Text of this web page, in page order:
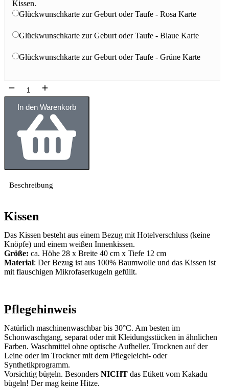
Kissen.
Glückwunschkarte zur Geburt oder Taufe - Rosa Karte
Glückwunschkarte zur Geburt oder Taufe - Blaue Karte
Glückwunschkarte zur Geburt oder Taufe - Grüne Karte
In den Warenkorb
Beschreibung
Kissen
Das Kissen besteht aus einem Bezug mit Hotelverschluss (keine
Knöpfe) und einem weißen Innenkissen.
Größe: ca. Höhe 28 x Breite 40 cm x Tiefe 12 cm
Material: Der Bezug ist aus 100% Baumwolle und das Kissen ist
mit flauschigen Mikrofaserkugeln gefüllt.
Pflegehinweis
Natürlich maschinenwaschbar bis 30°C. Am besten im
Schonwaschgang, separat oder mit Kleidungsstücken in ähnlichen
Farben. Waschmittel ohne optische Aufheller. Trocknen auf der
Leine oder im Trockner mit dem Pflegeleicht- oder
Synthetikprogramm.
Vorsichtig bügeln. Besonders NICHT das Etikett vom Kakadu
bügeln! Der mag keine Hitze.